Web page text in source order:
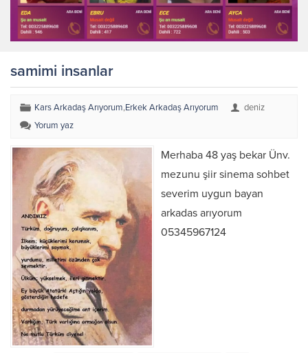
samimi insanlar
Kars Arkadaş Arıyorum,Erkek Arkadaş Arıyorum
deniz
Yorum yaz
Merhaba 48 yaş bekar Ünv.
mezunu şiir sinema sohbet
severim uygun bayan
arkadas arıyorum
05345967124